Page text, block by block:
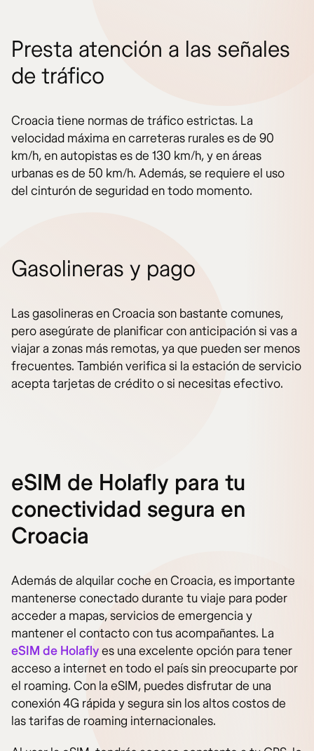
Presta atención a las señales
de tráfico
Croacia tiene normas de tráfico estrictas. La
velocidad máxima en carreteras rurales es de 90
km/h, en autopistas es de 130 km/h, y en áreas
urbanas es de 50 km/h. Además, se requiere el uso
del cinturón de seguridad en todo momento.
Gasolineras y pago
Las gasolineras en Croacia son bastante comunes,
pero asegúrate de planificar con anticipación si vas a
viajar a zonas más remotas, ya que pueden ser menos
frecuentes. También verifica si la estación de servicio
acepta tarjetas de crédito o si necesitas efectivo.
eSIM de Holafly para tu
conectividad segura en
Croacia
Además de alquilar coche en Croacia, es importante
mantenerse conectado durante tu viaje para poder
acceder a mapas, servicios de emergencia y
mantener el contacto con tus acompañantes. La
eSIM de Holaflyes una excelente opción para tener
acceso a internet en todo el país sin preocuparte por
el roaming. Con la eSIM, puedes disfrutar de una
conexión 4G rápida y segura sin los altos costos de
las tarifas de roaming internacionales.